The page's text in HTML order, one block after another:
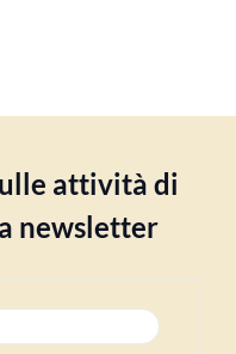
attività di
newsletter